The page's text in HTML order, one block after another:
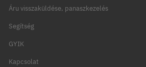
Áru visszaküldése, panaszkezelés
Segítség
GYIK
Kapcsolat